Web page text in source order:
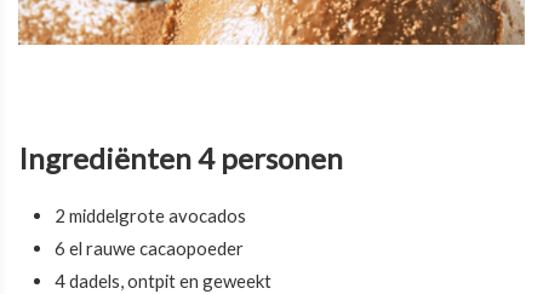
Ingrediënten 4 personen
2 middelgrote avocados
6 el rauwe cacaopoeder
4 dadels, ontpit en geweekt